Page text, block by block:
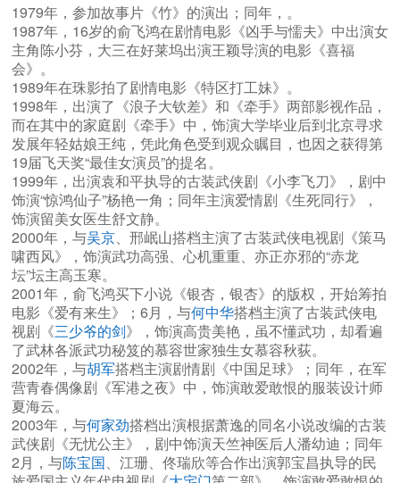
1979年，参加故事片《竹》的演出；同年，。
1987年，16岁的俞飞鸿在剧情电影《凶手与懦夫》中出演女
主角陈小芬，大三在好莱坞出演王颖导演的电影《喜福
会》。
1989年在珠影拍了剧情电影《特区打工妹》。
1998年，出演了《浪子大钦差》和《牵手》两部影视作品，
而在其中的家庭剧《牵手》中，饰演大学毕业后到北京寻求
发展年轻姑娘王纯，凭此角色受到观众瞩目，也因之获得第
19届飞天奖“最佳女演员”的提名。
1999年，出演袁和平执导的古装武侠剧《小李飞刀》，剧中
饰演“惊鸿仙子”杨艳一角；同年主演爱情剧《生死同行》，
饰演留美女医生舒文静。
2000年，与吴京、邢岷山搭档主演了古装武侠电视剧《策马
啸西风》，饰演武功高强、心机重重、亦正亦邪的“赤龙
坛”坛主高玉寒。
2001年，俞飞鸿买下小说《银杏，银杏》的版权，开始筹拍
电影《爱有来生》；6月，与何中华搭档主演了古装武侠电
视剧《三少爷的剑》，饰演高贵美艳，虽不懂武功，却看遍
了武林各派武功秘笈的慕容世家独生女慕容秋荻。
2002年，与胡军搭档主演剧情剧《中国足球》；同年，在军
营青春偶像剧《军港之夜》中，饰演敢爱敢恨的服装设计师
夏海云。
2003年，与何家劲搭档出演根据萧逸的同名小说改编的古装
武侠剧《无忧公主》，剧中饰演天竺神医后人潘幼迪；同年
2月，与陈宝国、江珊、佟瑞欣等合作出演郭宝昌执导的民